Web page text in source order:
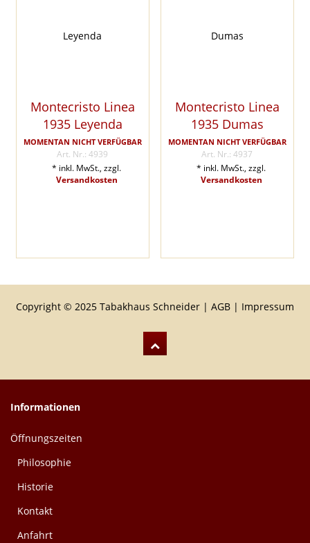
Montecristo Linea
1935 Leyenda
MOMENTAN NICHT VERFÜGBAR
Art. Nr.: 4939
* inkl. MwSt., zzgl.
Versandkosten
Montecristo Linea
1935 Dumas
MOMENTAN NICHT VERFÜGBAR
Art. Nr.: 4937
* inkl. MwSt., zzgl.
Versandkosten
Copyright © 2025 Tabakhaus Schneider | AGB | Impressum
Informationen
Öffnungszeiten
Philosophie
Historie
Kontakt
Anfahrt